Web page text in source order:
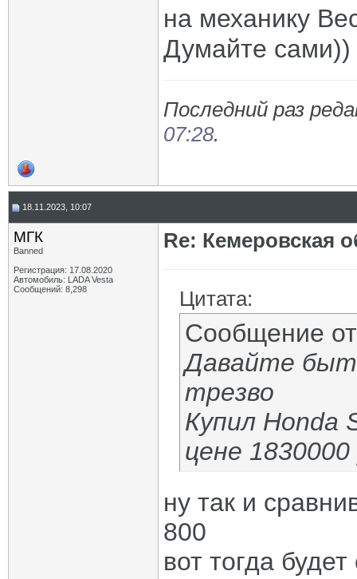
на механику
Думайте сами))
Последний раз
07:28.
18.11.2023, 10:07
МГК
Banned
Регистрация: 17.08.2020
Автомобиль: LADA Vesta
Сообщений: 8,298
Re: Кемеровская
Цитата:
Сообщение
Давайте
трезво
Купил Honda
цене 1830000
ну так и
800
вот тогда